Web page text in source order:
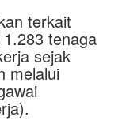
terkait
tenaga
sejak
melalui